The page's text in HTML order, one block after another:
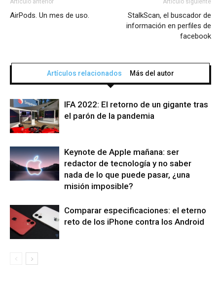
Artículo anterior
AirPods. Un mes de uso.
Artículo siguiente
StalkScan, el buscador de
información en perfiles de
facebook
Artículos relacionados Más del autor
IFA 2022: El retorno de un gigante tras
el parón de la pandemia
Keynote de Apple mañana: ser
redactor de tecnología y no saber
nada de lo que puede pasar, ¿una
misión imposible?
Comparar especificaciones: el eterno
reto de los iPhone contra los Android